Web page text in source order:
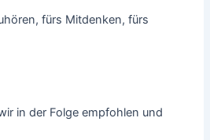
fürs Mitdenken, fürs
in der Folge empfohlen und